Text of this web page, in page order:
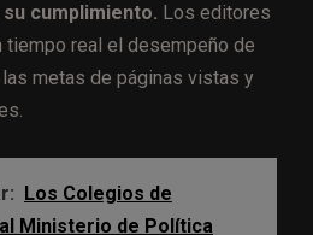
cumplimiento. Los editores
real el desempeño de
metas de páginas vistas y
Los Colegios de
Ministerio de Política